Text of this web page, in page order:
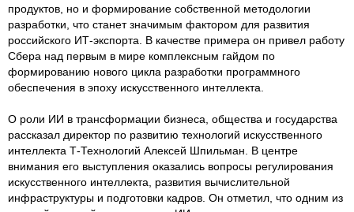
продуктов, но и формирование собственной методологии
разработки, что станет значимым фактором для развития
российского ИТ-экспорта. В качестве примера он привел работу
Сбера над первым в мире комплексным гайдом по
формированию нового цикла разработки программного
обеспечения в эпоху искусственного интеллекта.
О роли ИИ в трансформации бизнеса, общества и государства
рассказал директор по развитию технологий искусственного
интеллекта Т-Технологий Алексей Шпильман. В центре
внимания его выступления оказались вопросы регулирования
искусственного интеллекта, развития вычислительной
инфраструктуры и подготовки кадров. Он отметил, что одним из